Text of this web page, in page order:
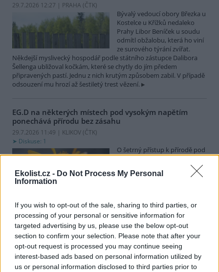
Ekolist.cz - Do Not Process My Personal
Information
If you wish to opt-out of the sale, sharing to third parties, or
processing of your personal or sensitive information for
targeted advertising by us, please use the below opt-out
section to confirm your selection. Please note that after your
opt-out request is processed you may continue seeing
interest-based ads based on personal information utilized by
us or personal information disclosed to third parties prior to
29.7.2026 12:27 | PRAHA (ČTK)
Bývalý vedoucí obory Březka u
Kostelce u Křížků nedaleko
Prahy Libor Beníček u soudu
odmítl obžalobu, která ho viní
ze surového týrání zvířat.
Někdejší myslivecký hospodář podle státního zástupce Dalibora
Šellenga ubližoval kočkám, které se chytly do jím předem
připravených pastí. Jednu z nich krutým způsobem zabil. V případě
odsouzení mu hrozí až šestiletý trest vězení.
EG.D na některých místech pod vysokým napětím
ponechává přírodu bez zásahu
29.7.2026 11:49 | KLIKOV (ČTK)
Diskuse: 1
O šetrný přístup k přírodě pod
snaží distributor elektřiny
EG.D. U Klikova na
pás pod vysokým napětím, ale jen odstraňují vyšší dřeviny.
Novinářům to dnes řekli zástupci společnosti. Chtějí pomoci tomu,
aby krajina kolem energetické infrastruktury byla druhově pestřejší
a odolnější.
Zájem o elektrická nákladní auta v Česku roste, ale
pomaleji než v EU